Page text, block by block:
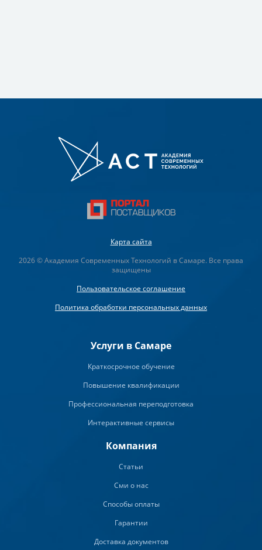
Карта сайта
2026 © Академия Современных Технологий в Самаре. Все права
защищены
Пользовательское соглашение
Политика обработки персональных данных
Услуги в Самаре
Краткосрочное обучение
Повышение квалификации
Профессиональная переподготовка
Интерактивные сервисы
Компания
Статьи
Сми о нас
Способы оплаты
Гарантии
Доставка документов